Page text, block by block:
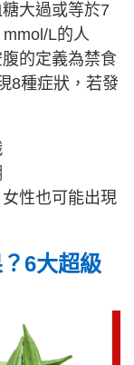
大過或等於7
L的人
的定義為禁食
8種症狀，若發
性也可能出現
6大超級